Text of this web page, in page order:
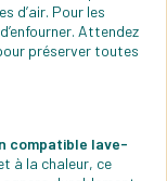
d’air. Pour les
Attendez
préserver toutes
compatible lave-
à la chaleur, ce